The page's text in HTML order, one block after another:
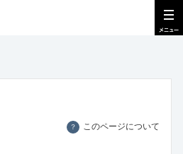
？ このページについて